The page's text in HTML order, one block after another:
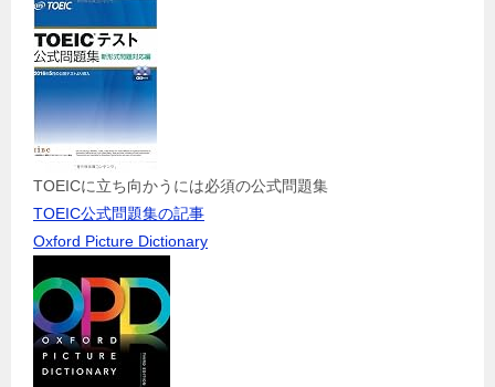
TOEICに立ち向かうには必須の公式問題集
TOEIC公式問題集の記事
Oxford Picture Dictionary